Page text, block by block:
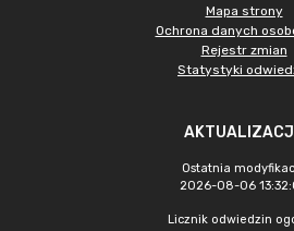
Mapa strony
Ochrona danych
Rejestr zmian
Statystyki
Ostatnia
2026-08-06
Licznik odwiedzin